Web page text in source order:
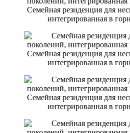
Семейная резиденция для
интегрированная в
Семейная резиденция для
интегрированная в
Семейная резиденция для
интегрированная в